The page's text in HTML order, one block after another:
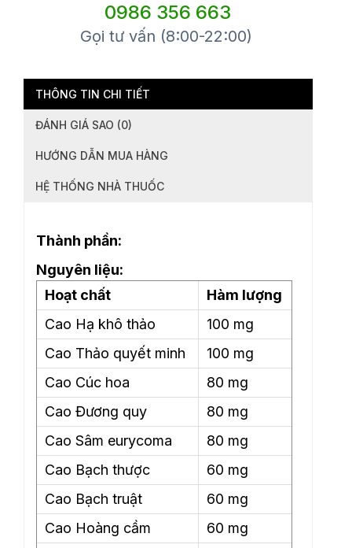
0986 356 663
Gọi tư vấn (8:00-22:00)
THÔNG TIN CHI TIẾT
ĐÁNH GIÁ SAO (0)
HƯỚNG DẪN MUA HÀNG
HỆ THỐNG NHÀ THUỐC
Thành phần:
Nguyên liệu:
Hoạt chất
Hàm lượng
Cao Hạ khô thảo
100 mg
Cao Thảo quyết minh
100 mg
Cao Cúc hoa
80 mg
Cao Đương quy
80 mg
Cao Sâm eurycoma
80 mg
Cao Bạch thược
60 mg
Cao Bạch truật
60 mg
Cao Hoàng cầm
60 mg